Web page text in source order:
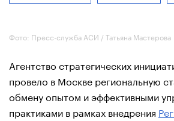
Фото: Пресс-служба АСИ / Татьяна Мастерова
Агентство стратегических
провело в Москве региональную
обмену опытом и эффективными
практиками в рамках внедрения